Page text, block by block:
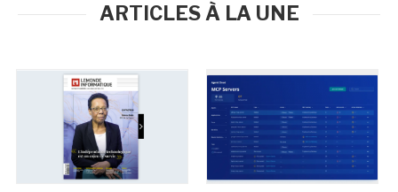
ARTICLES À LA UNE